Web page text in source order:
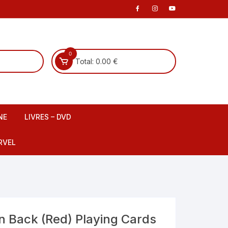
0
Total: 0.00 €
LIVRES – DVD
DVD Anglais
Back (Red) Playing Cards